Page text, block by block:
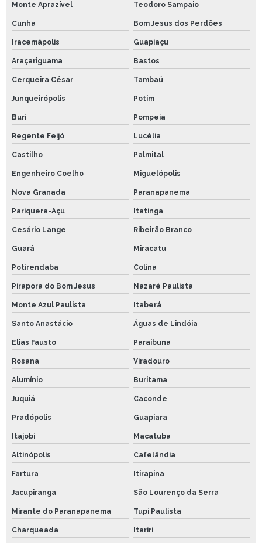
Monte Aprazível Teodoro Sampaio
Cunha Bom Jesus dos Perdões
Iracemápolis Guapiaçu
Araçariguama Bastos
Cerqueira César Tambaú
Junqueirópolis Potim
Buri Pompeia
Regente Feijó Lucélia
Castilho Palmital
Engenheiro Coelho Miguelópolis
Nova Granada Paranapanema
Pariquera-Açu Itatinga
Cesário Lange Ribeirão Branco
Guará Miracatu
Potirendaba Colina
Pirapora do Bom Jesus Nazaré Paulista
Monte Azul Paulista Itaberá
Santo Anastácio Águas de Lindóia
Elias Fausto Paraibuna
Rosana Viradouro
Alumínio Buritama
Juquiá Caconde
Pradópolis Guapiara
Itajobi Macatuba
Altinópolis Cafelândia
Fartura Itirapina
Jacupiranga São Lourenço da Serra
Mirante do Paranapanema Tupi Paulista
Charqueada Itariri